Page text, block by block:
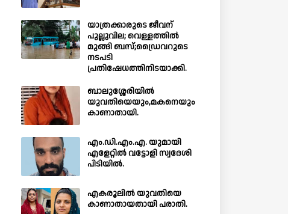
യാത്രക്കാരുടെ ജീവന്
പുല്ലുവില; വെള്ളത്തിൽ
മുങ്ങി ബസ്;ഡ്രൈവറുടെ
നടപടി
പ്രതിഷേധത്തിനിടയാക്കി.
ബാലുശ്ശേരിയില്‍
യുവതിയെയും,മകനെയും
കാണാതായി.
എം.ഡി.എം.എ. യുമായി
എളേറ്റിൽ വട്ടോളി സ്വദേശി
പിടിയിൽ.
എകരൂലിൽ യുവതിയെ
കാണാതായതായി പരാതി.